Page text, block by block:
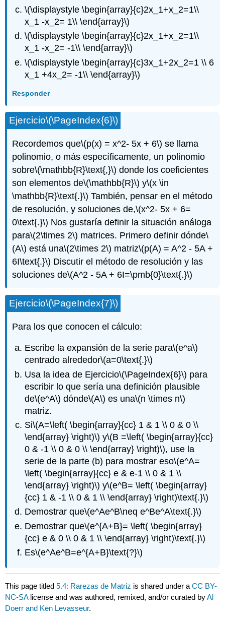
\(\displaystyle \begin{array}{c}2x_1+x_2=1\\
x_1 -x_2= 1\\ \end{array}\)
\(\displaystyle \begin{array}{c}2x_1+x_2=1\\
x_1 -x_2= -1\\ \end{array}\)
\(\displaystyle \begin{array}{c}3x_1+2x_2=1 \\ 6
x_1 +4x_2= -1\\ \end{array}\)
Responder
Ejercicio\(\PageIndex{6}\)
Recordemos que\(p(x) = x^2- 5x + 6\) se llama
polinomio, o más específicamente, un polinomio
sobre\(\mathbb{R}\text{,}\) donde los coeficientes
son elementos de\(\mathbb{R}\) y\(x \in
\mathbb{R}\text{.}\) También, pensar en el método
de resolución, y soluciones de,\(x^2- 5x + 6=
0\text{.}\) Nos gustaría definir la situación análoga
para\(2\times 2\) matrices. Primero definir dónde\
(A\) está una\(2\times 2\) matriz\(p(A) = A^2 - 5A +
6I\text{.}\) Discutir el método de resolución y las
soluciones de\(A^2 - 5A + 6I=\pmb{0}\text{.}\)
Ejercicio\(\PageIndex{7}\)
Para los que conocen el cálculo:
Escribe la expansión de la serie para\(e^a\)
centrado alrededor\(a=0\text{.}\)
Usa la idea de Ejercicio\(\PageIndex{6}\) para
escribir lo que sería una definición plausible
de\(e^A\) dónde\(A\) es una\(n \times n\)
matriz.
Si\(A=\left( \begin{array}{cc} 1 & 1 \\ 0 & 0 \\
\end{array} \right)\) y\(B =\left( \begin{array}{cc}
0 & -1 \\ 0 & 0 \\ \end{array} \right)\), use la
serie de la parte (b) para mostrar eso\(e^A=
\left( \begin{array}{cc} e & e-1 \\ 0 & 1 \\
\end{array} \right)\) y\(e^B= \left( \begin{array}
{cc} 1 & -1 \\ 0 & 1 \\ \end{array} \right)\text{.}\)
Demostrar que\(e^Ae^B\neq e^Be^A\text{.}\)
Demostrar que\(e^{A+B}= \left( \begin{array}
{cc} e & 0 \\ 0 & 1 \\ \end{array} \right)\text{.}\)
Es\(e^Ae^B=e^{A+B}\text{?}\)
This page titled5.4: Rarezas de Matriz is shared under aCC BY-
NC-SA license and was authored, remixed, and/or curated byAl
Doerr and Ken Levasseur.